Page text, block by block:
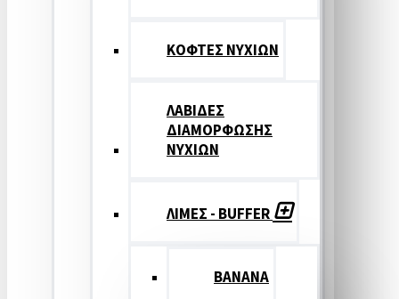
ΚΟΦΤΕΣ ΝΥΧΙΩΝ
ΛΑΒΙΔΕΣ
ΔΙΑΜΟΡΦΩΣΗΣ
ΝΥΧΙΩΝ
ΛΙΜΕΣ - BUFFER
BANANA